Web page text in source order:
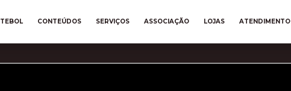
CONTEÚDOS SERVIÇOS ASSOCIAÇÃO LOJAS ATENDIMENTO